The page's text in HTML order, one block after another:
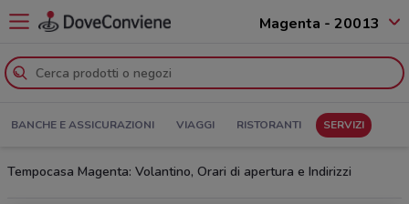
Magenta - 20013
BANCHE E ASSICURAZIONI VIAGGI RISTORANTI SERVIZI
Tempocasa Magenta: Volantino, Orari di apertura e Indirizzi